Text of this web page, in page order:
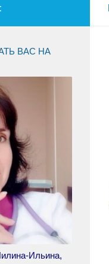
ВАС НА
Ильина,